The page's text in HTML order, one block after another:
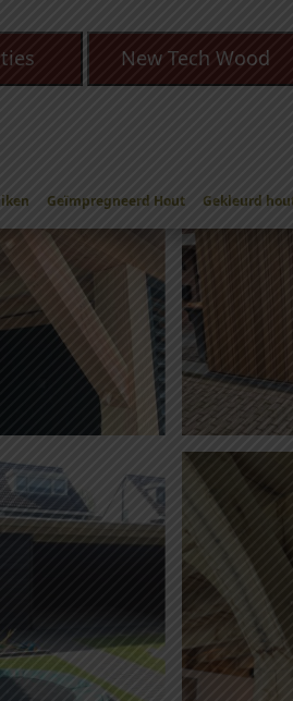
New Tech Wood
Geïmpregneerd Hout Gekleurd